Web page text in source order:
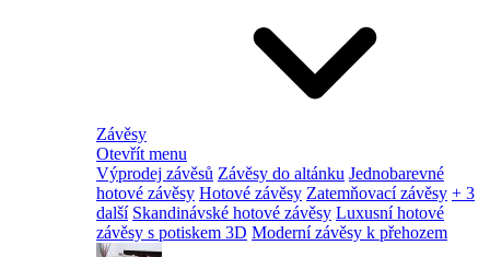
Závěsy
Otevřít menu
Výprodej závěsů Závěsy do altánku Jednobarevné
hotové závěsy Hotové závěsy Zatemňovací závěsy + 3
další Skandinávské hotové závěsy Luxusní hotové
závěsy s potiskem 3D Moderní závěsy k přehozem